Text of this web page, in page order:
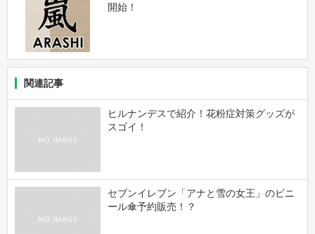
開始！
関連記事
ヒルナンデスで紹介！花粉症対策グッズが
スゴイ！
セブンイレブン「アナと雪の女王」のビニ
ール傘予約販売！？